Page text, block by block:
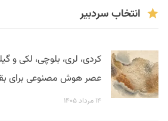
انتخاب سردبیر
کردی، لری، بلوچی، لکی و
عصر هوش مصنوعی برای بقا
۱۴ مرداد ۱۴۰۵